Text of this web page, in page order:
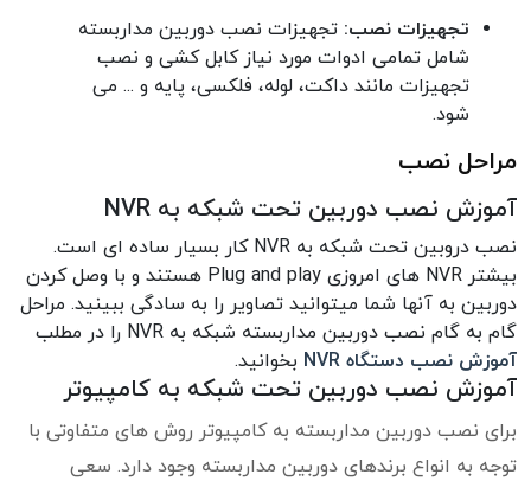
تجهیزات نصب: تجهیزات نصب دوربین مداربسته
شامل تمامی ادوات مورد نیاز کابل کشی و نصب
تجهیزات مانند داکت، لوله، فلکسی، پایه و ... می
شود.
مراحل نصب
آموزش نصب دوربین تحت شبکه به NVR
نصب دروبین تحت شبکه به NVR کار بسیار ساده ای است.
بیشتر NVR های امروزی Plug and play هستند و با وصل کردن
دوربین به آنها شما میتوانید تصاویر را به سادگی ببینید. مراحل
گام به گام نصب دوربین مداربسته شبکه به NVR را در مطلب
آموزش نصب دستگاه NVR
بخوانید.
آموزش نصب دوربین تحت شبکه به کامپیوتر
برای نصب دوربین مداربسته به کامپیوتر روش های متفاوتی با
توجه به انواع برندهای دوربین مداربسته وجود دارد. سعی